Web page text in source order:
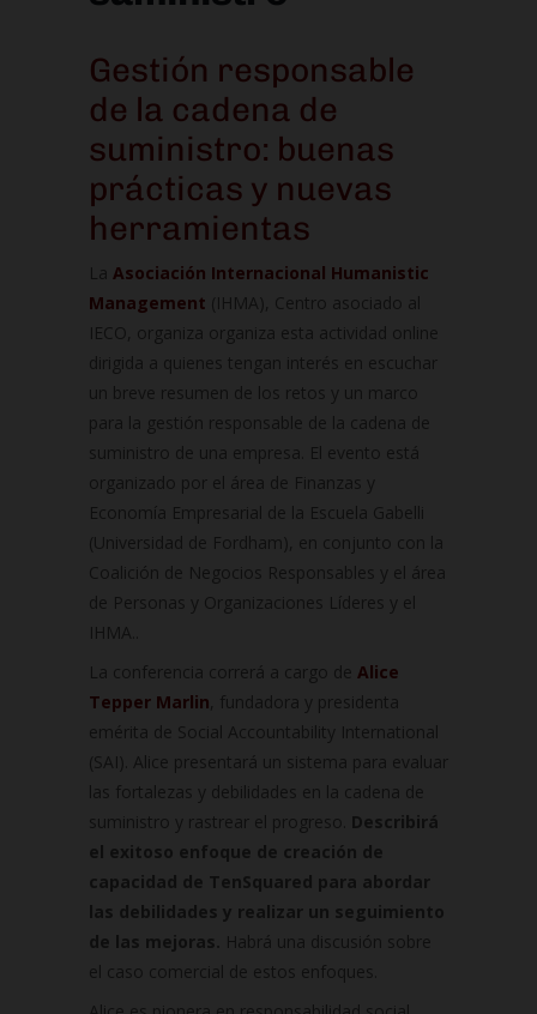
Gestión responsable
de la cadena de
suministro: buenas
prácticas y nuevas
herramientas
La Asociación Internacional Humanistic
Management (IHMA), Centro asociado al
IECO, organiza organiza esta actividad online
dirigida a quienes tengan interés en escuchar
un breve resumen de los retos y un marco
para la gestión responsable de la cadena de
suministro de una empresa. El evento está
organizado por el área de Finanzas y
Economía Empresarial de la Escuela Gabelli
(Universidad de Fordham), en conjunto con la
Coalición de Negocios Responsables y el área
de Personas y Organizaciones Líderes y el
IHMA.
La conferencia correrá a cargo de Alice
Tepper Marlin , fundadora y presidenta
emérita de Social Accountability International
(SAI). Alice presentará un sistema para evaluar
las fortalezas y debilidades en la cadena de
suministro y rastrear el progreso. Describirá
el exitoso enfoque de creación de
capacidad de TenSquared para abordar
las debilidades y realizar un seguimiento
de las mejoras.
Habrá una discusión sobre
el caso comercial de estos enfoques.